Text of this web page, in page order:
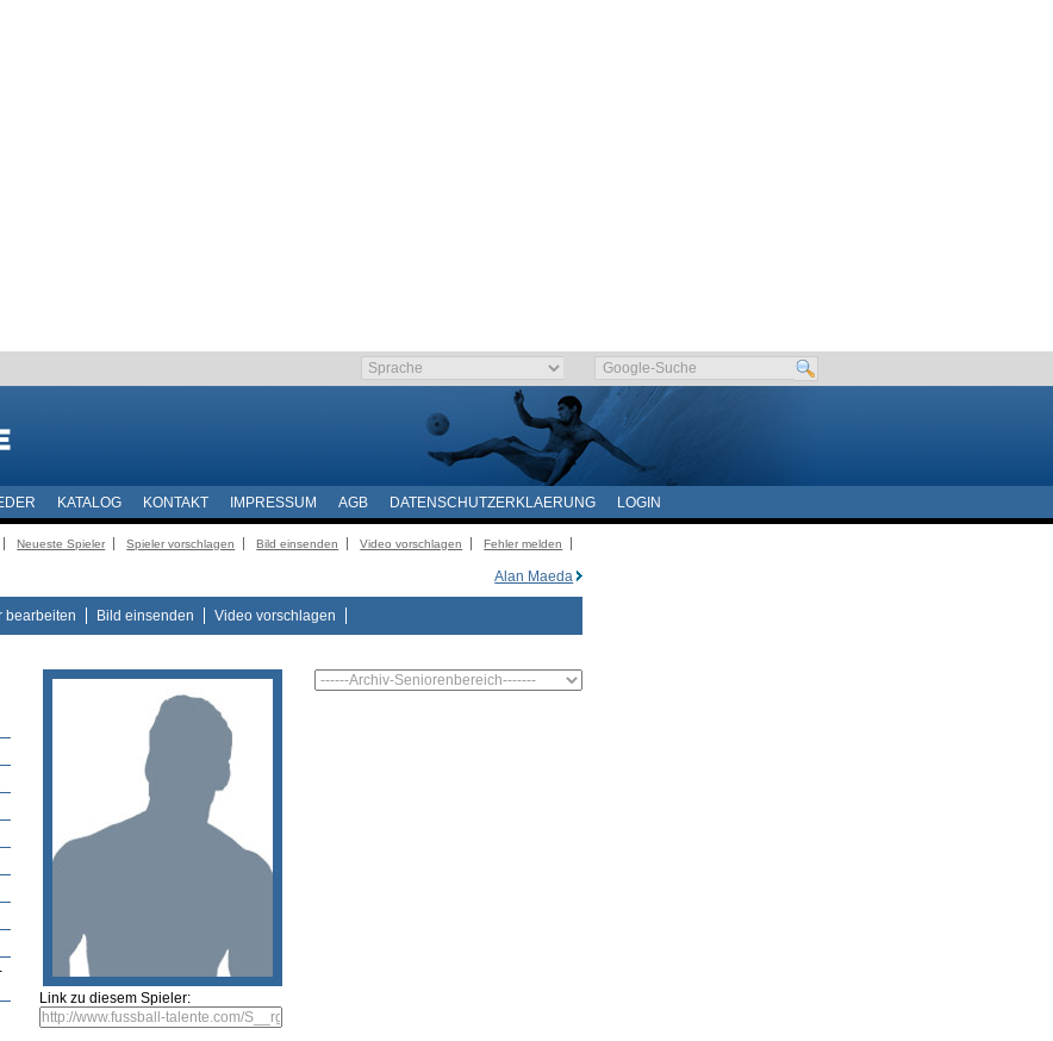
KATALOG KONTAKT IMPRESSUM AGB DATENSCHUTZERKLAERUNG LOGIN
Neueste Spieler Spieler vorschlagen Bild einsenden Video vorschlagen
Fehler melden
Alan Maeda
bearbeiten Bild einsenden Video vorschlagen
Link zu diesem Spieler: